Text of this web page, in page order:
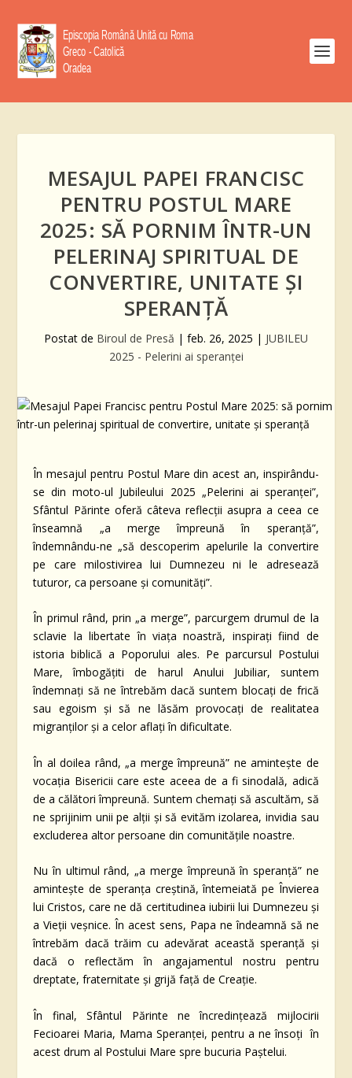
MESAJUL PAPEI FRANCISC
PENTRU POSTUL MARE
2025: SĂ PORNIM ÎNTR-UN
PELERINAJ SPIRITUAL DE
CONVERTIRE, UNITATE ȘI
SPERANȚĂ
Postat de Biroul de Presă | feb. 26, 2025 | JUBILEU
2025 - Pelerini ai speranței
În mesajul pentru Postul Mare din acest an, inspirându-
se din moto-ul Jubileului 2025 „Pelerini ai speranței”,
Sfântul Părinte oferă câteva reflecții asupra a ceea ce
înseamnă „a merge împreună în speranță”,
îndemnându-ne „să descoperim apelurile la convertire
pe care milostivirea lui Dumnezeu ni le adresează
tuturor, ca persoane și comunități”.
În primul rând, prin „a merge”, parcurgem drumul de la
sclavie la libertate în viața noastră, inspirați fiind de
istoria biblică a Poporului ales. Pe parcursul Postului
Mare, îmbogățiti de harul Anului Jubiliar, suntem
îndemnați să ne întrebăm dacă suntem blocați de frică
sau egoism și să ne lăsăm provocați de realitatea
migranților și a celor aflați în dificultate.
În al doilea rând, „a merge împreună” ne amintește de
vocația Bisericii care este aceea de a fi sinodală, adică
de a călători împreună. Suntem chemați să ascultăm, să
ne sprijinim unii pe alții și să evităm izolarea, invidia sau
excluderea altor persoane din comunitățile noastre.
Nu în ultimul rând, „a merge împreună în speranță” ne
amintește de speranța creștină, întemeiată pe Învierea
lui Cristos, care ne dă certitudinea iubirii lui Dumnezeu și
a Vieții veșnice. În acest sens, Papa ne îndeamnă să ne
întrebăm dacă trăim cu adevărat această speranță și
dacă o reflectăm în angajamentul nostru pentru
dreptate, fraternitate și grijă față de Creație.
În final, Sfântul Părinte ne încredințează mijlocirii
Fecioarei Maria, Mama Speranței, pentru a ne însoți în
acest drum al Postului Mare spre bucuria Paștelui.